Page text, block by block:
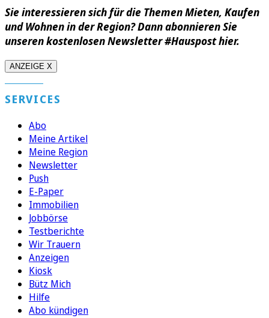
Sie interessieren sich für die Themen Mieten, Kaufen
und Wohnen in der Region? Dann abonnieren Sie
unseren kostenlosen Newsletter #Hauspost hier.
ANZEIGE X
SERVICES
Abo
Meine Artikel
Meine Region
Newsletter
Push
E-Paper
Immobilien
Jobbörse
Testberichte
Wir Trauern
Anzeigen
Kiosk
Bütz Mich
Hilfe
Abo kündigen